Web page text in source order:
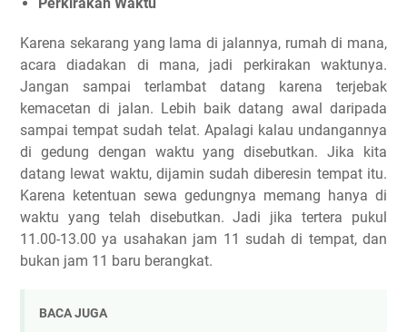
Karena sekarang yang lama di jalannya, rumah di mana,
acara diadakan di mana, jadi perkirakan waktunya.
Jangan sampai terlambat datang karena terjebak
kemacetan di jalan. Lebih baik datang awal daripada
sampai tempat sudah telat. Apalagi kalau undangannya
di gedung dengan waktu yang disebutkan. Jika kita
datang lewat waktu, dijamin sudah diberesin tempat itu.
Karena ketentuan sewa gedungnya memang hanya di
waktu yang telah disebutkan. Jadi jika tertera pukul
11.00-13.00 ya usahakan jam 11 sudah di tempat, dan
bukan jam 11 baru berangkat.
BACA JUGA